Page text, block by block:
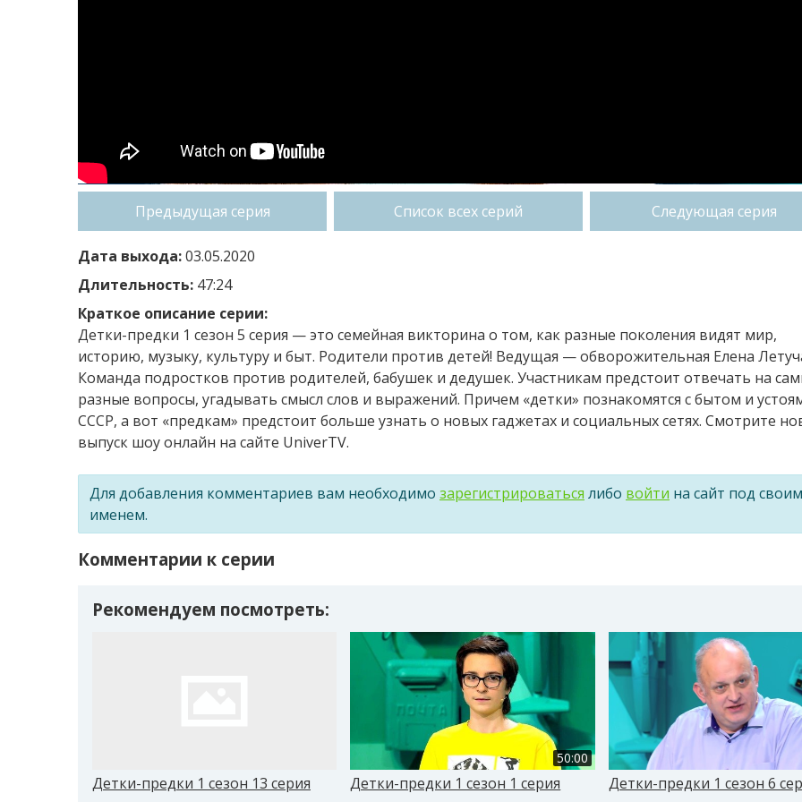
Предыдущая серия Список всех серий Следующая серия
Дата выхода:03.05.2020
Длительность: 47:24
Краткое описание серии:
Детки-предки 1 сезон 5 серия — это семейная викторина о том, как разные поколения видят мир,
историю, музыку, культуру и быт. Родители против детей! Ведущая — обворожительная Елена
Команда подростков против родителей, бабушек и дедушек. Участникам предстоит отвечать на
разные вопросы, угадывать смысл слов и выражений. Причем «детки» познакомятся с бытом и
СССР, а вот «предкам» предстоит больше узнать о новых гаджетах и социальных сетях. Смотрите
выпуск шоу онлайн на сайте UniverTV.
Для добавления комментариев вам необходимо зарегистрироваться либо войти на сайт под своим
именем.
Комментарии к серии
Рекомендуем посмотреть:
Детки-предки 1 сезон 13 серия
50:00
Детки-предки 1 сезон 1 серия Детки-предки 1 сезон 6